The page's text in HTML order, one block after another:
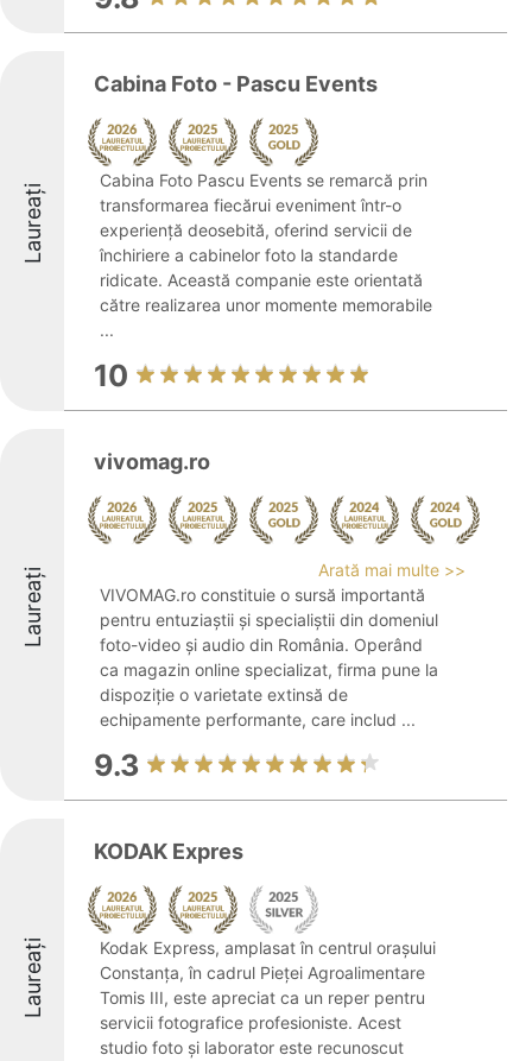
Laureați
Cabina Foto - Pascu Events
Cabina Foto Pascu Events se remarcă prin
transformarea fiecărui eveniment într-o
experiență deosebită, oferind servicii de
închiriere a cabinelor foto la standarde
ridicate. Această companie este orientată
către realizarea unor momente memorabile
...
10
Laureați
vivomag.ro
Arată mai multe >>
VIVOMAG.ro constituie o sursă importantă
pentru entuziaștii și specialiștii din domeniul
foto-video și audio din România. Operând
ca magazin online specializat, firma pune la
dispoziție o varietate extinsă de
echipamente performante, care includ ...
9.3
Laureați
KODAK Expres
Kodak Express, amplasat în centrul orașului
Constanța, în cadrul Pieței Agroalimentare
Tomis III, este apreciat ca un reper pentru
servicii fotografice profesioniste. Acest
studio foto și laborator este recunoscut